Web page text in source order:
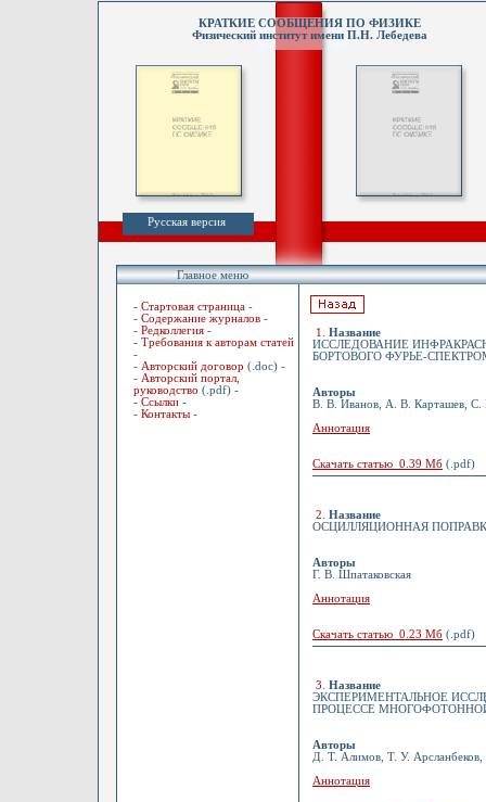
КРАТКИЕ СООБЩЕНИЯ ПО ФИЗИКЕ
Физический институт имени П.Н. Лебедева
Русская версия
Главное меню
- Стартовая страница -
- Содержание журналов -
- Редколлегия -
- Требования к авторам статей
-
- Авторский договор (.doc) -
- Авторский портал,
руководство (.pdf) -
- Ссылки -
- Контакты -
1
Название
ИССЛЕДОВАНИЕ
БОРТОВОГО ФУРЬЕ-
Авторы
В. В. Иванов, А. В. Карташев,
Аннотация
Скачать статью 0.39 Мб (.pdf)
2
Название
ОСЦИЛЛЯЦИОННАЯ
Авторы
Г. В. Шпатаковская
Аннотация
Скачать статью 0.23 Мб (.pdf)
3
Название
ЭКСПЕРИМЕНТАЛЬНОЕ
ПРОЦЕССЕ
Авторы
Д. Т. Алимов, Т. У.
Аннотация